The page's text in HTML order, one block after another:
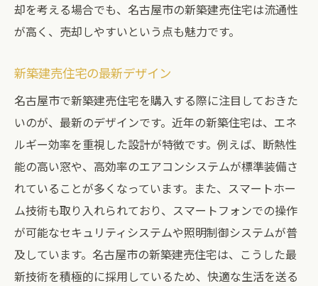
却を考える場合でも、名古屋市の新築建売住宅は流通性
が高く、売却しやすいという点も魅力です。
新築建売住宅の最新デザイン
名古屋市で新築建売住宅を購入する際に注目しておきた
いのが、最新のデザインです。近年の新築住宅は、エネ
ルギー効率を重視した設計が特徴です。例えば、断熱性
能の高い窓や、高効率のエアコンシステムが標準装備さ
れていることが多くなっています。また、スマートホー
ム技術も取り入れられており、スマートフォンでの操作
が可能なセキュリティシステムや照明制御システムが普
及しています。名古屋市の新築建売住宅は、こうした最
新技術を積極的に採用しているため、快適な生活を送る